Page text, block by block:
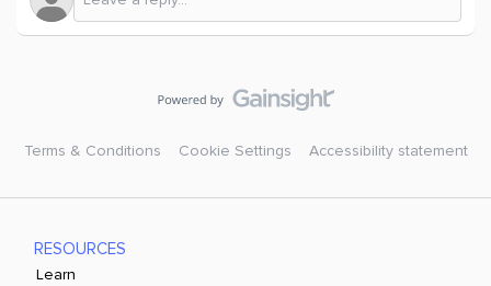
Terms & Conditions Cookie Settings Accessibility statement
RESOURCES
Learn